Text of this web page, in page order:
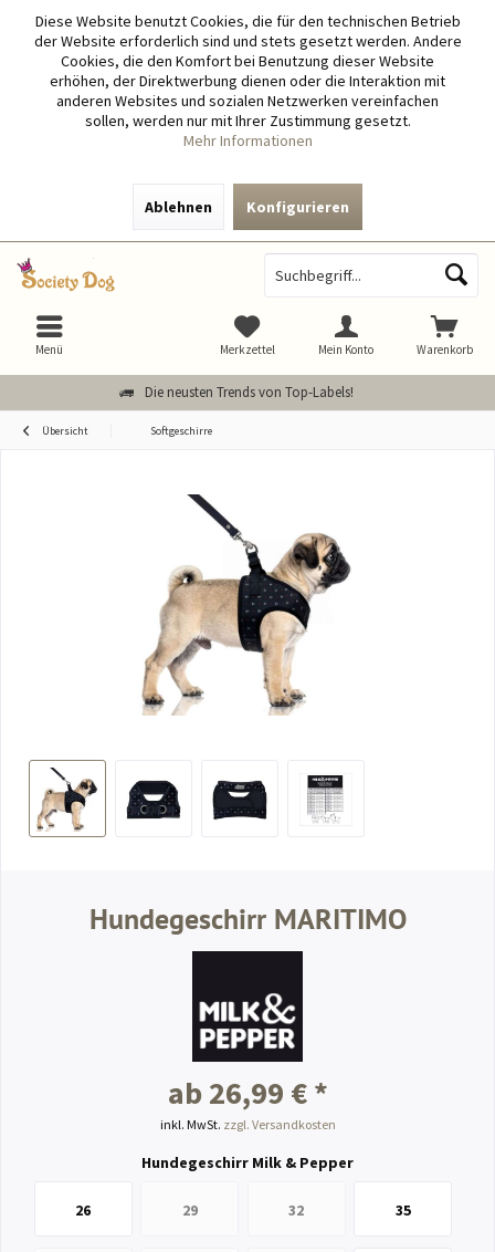
Diese Website benutzt Cookies, die für den technischen Betrieb
der Website erforderlich sind und stets gesetzt werden. Andere
Cookies, die den Komfort bei Benutzung dieser Website
erhöhen, der Direktwerbung dienen oder die Interaktion mit
anderen Websites und sozialen Netzwerken vereinfachen
sollen, werden nur mit Ihrer Zustimmung gesetzt.
Mehr Informationen
Ablehnen Konfigurieren
Die neusten Trends von Top-Labels!
Warenkorb
Merkzettel Mein Konto
Menü
Übersicht Softgeschirre
Hundegeschirr MARITIMO
ab 26,99 € *
inkl. MwSt. zzgl. Versandkosten
Hundegeschirr Milk & Pepper
26 29 32 35